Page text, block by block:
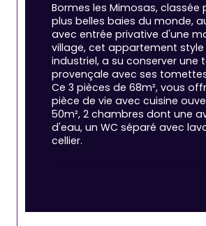
Bormes les Mimosas, classée
plus belles baies du monde,
avec entrée privative d'une
village, cet appartement
industriel, a su conserver une
provençale avec ses
Ce 3 pièces de 68m², vous
pièce de vie avec cuisine
50m², 2 chambres dont une
d'eau, un WC séparé avec
cellier.